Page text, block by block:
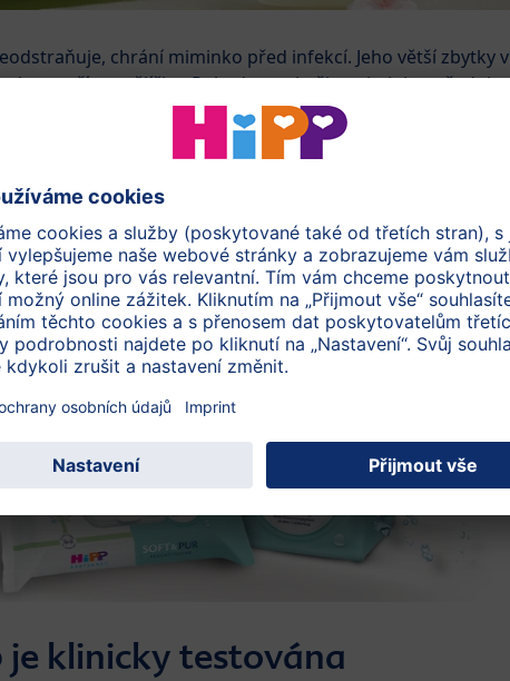
chrání miminko před infekcí. Jeho větší zbytky v
rozetřít po tělíčku. Pokud to pokožka miminka vyžaduje,
pravidelně promazávathydratačními a zvláčňujícími
olejem. Pravidelné koupání můžete zahájit ještě před
je druhou oblastí, kde je vhodné použít kvalitní
HiPP Soft & Pur mají výjimečně jemná vlákna s
99,9 % vody a jsou zcela bez parfémů a
pokožky nedotkne prakticky žádná zbytečná chemie.
klinicky testována